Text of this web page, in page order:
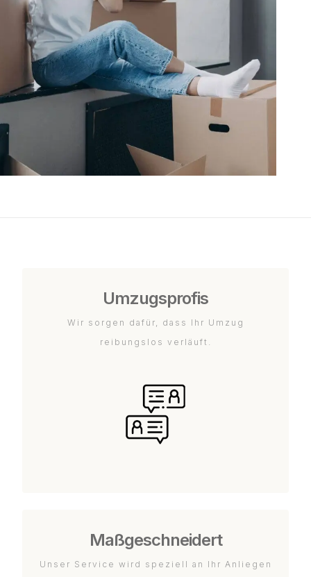
Umzugsprofis
Wir sorgen dafür, dass Ihr Umzug
reibungslos verläuft.
Maßgeschneidert
Unser Service wird speziell an Ihr Anliegen